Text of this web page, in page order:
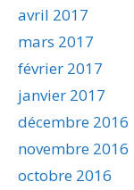
avril 2017
mars 2017
février 2017
janvier 2017
décembre 2016
novembre 2016
octobre 2016